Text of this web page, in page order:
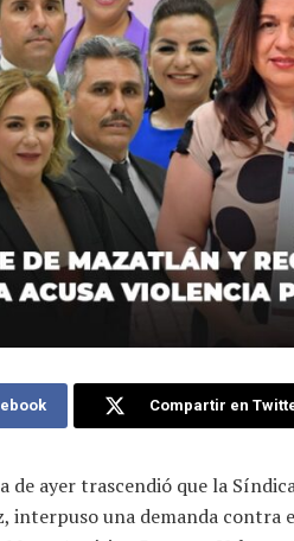
Compartir en
ayer trascendió que la
interpuso una demanda contra